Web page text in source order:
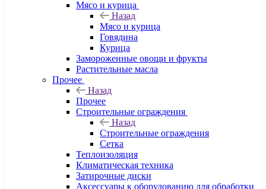
Мясо и курица
Назад
Мясо и курица
Говядина
Курица
Замороженные овощи и фрукты
Растительные масла
Прочее
Назад
Прочее
Строительные ограждения
Назад
Строительные ограждения
Сетка
Теплоизоляция
Климатическая техника
Затирочные диски
Аксессуары к оборудованию для обработки